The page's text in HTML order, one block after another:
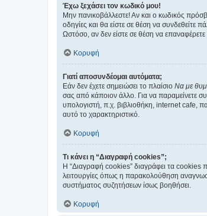
Έχω ξεχάσει τον κωδικό μου!
Μην πανικοβάλλεστε! Αν και ο κωδικός
οδηγίες και θα είστε σε θέση να συνδεθείτε
Ωστόσο, αν δεν είστε σε θέση να
Κορυφή
Γιατί αποσυνδέομαι αυτόματα;
Εάν δεν έχετε σημειώσει το πλαίσιο Να με
σας από κάποιον άλλο. Για να παραμείνετε
υπολογιστή, π.χ. βιβλιοθήκη, internet cafe,
αυτό το χαρακτηριστικό.
Κορυφή
Τι κάνει η “Διαγραφή cookies”;
Η “Διαγραφή cookies” διαγράφει τα cookies
λειτουργίες όπως η παρακολούθηση
συστήματος συζητήσεων ίσως βοηθήσει.
Κορυφή